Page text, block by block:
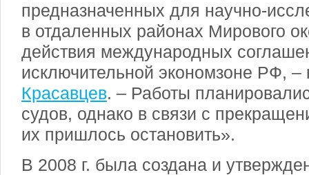
предназначенных для научно-
в отдаленных районах Мирового
действия международных
исключительной экономзоне РФ, –
Красавцев. – Работы
судов, однако в связи с
их пришлось остановить».
В 2008 г. была создана и